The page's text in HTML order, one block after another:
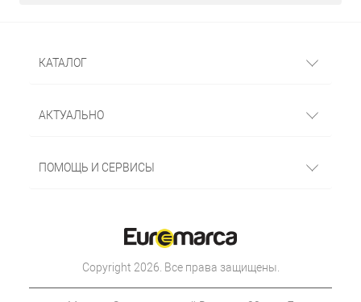
КАТАЛОГ
АКТУАЛЬНО
ПОМОЩЬ И СЕРВИСЫ
Copyright 2026. Все права защищены.